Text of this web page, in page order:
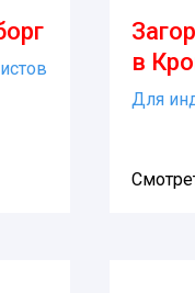
в
Для